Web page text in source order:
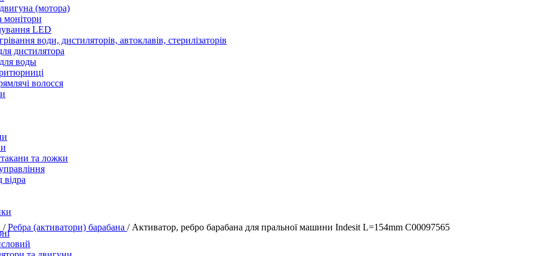
(мотора)
монітори
LED
води, дистиляторів, автоклавів, стерилізаторів
дистилятора
воды
волосся
та ложки
/ Ребра (активатори) барабана / Активатор, ребро барабана для пральної машини Indesit L=154mm C00097565